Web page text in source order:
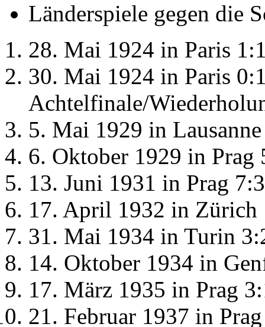
Länderspiele gegen die
28. Mai 1924 in Paris
30. Mai 1924 in Paris
Achtelfinale/
5. Mai 1929 in
6. Oktober 1929 in Prag
13. Juni 1931 in Prag 7:3
17. April 1932 in Zürich
31. Mai 1934 in Turin
14. Oktober 1934 in
17. März 1935 in Prag
21. Februar 1937 in